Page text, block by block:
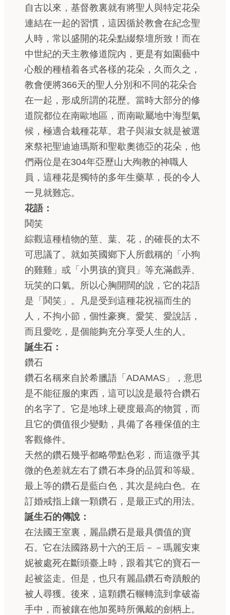
自古以來，基督教裏就有將聖人與特定花朵
連結在一起的習慣，這因循於教會在紀念聖
人時，常以盛開的花朵點綴祭壇所致！而在
中世紀的天主教修道院內，更是有如園藝中
心般的種植着各式各樣的花朵，久而久之，
教會便將366天的聖人分別和不同的花朵合
在一起，形成所謂的花歷。當時大部分的修
道院都位在南歐地區，而南歐屬地中海型氣
候，極適合栽種花草。君子與淑女就是被選
來祭祀聖迪迪瑪斯和聖歇奧德亞的花朵，他
們兩位是在304年亞歷山大殉教的神職人
員，這種花是獨特的多年生藥草，長的令人
一見就難忘。
花語：
鬨笑
綜觀這種植物的莖、葉、花，的確長的太不
可思議了。就如英國鄉下人所戲稱的「小狗
的雞雞」或「小男孩的寶貝」等充滿戲弄、
玩笑的口氣。所以心胸開闊的說，它的花語
是「鬨笑」。凡是受到這種花祝福而生的
人，不拘小節，個性豪爽。愛笑、愛說話，
而且愛吃，是個能夠充分享受人生的人。
誕生石：
鑽石
鑽石名稱來自於希臘語「ADAMAS」，意思
是不能征服的東西，這可以說是最符合鑽石
的名字了。它是地球上硬度最高的物質，而
且它的價值很少變動，具備了各種保值的主
客觀條件。
天然的鑽石幾乎都略帶點色彩，而這微乎其
微的色差就左右了鑽石本身的品質和等級。
最上等的鑽石是藍白色，其次是純白色。在
訂婚戒指上鑲一顆鑽石，是最正式的用法。
誕生石的傳說：
在法國王室裏，麗晶鑽石是最具價值的寶
石。它在法國路易十六的王后－－瑪麗安東
妮被處死在斷頭臺上時，跟着其它的寶石一
起被盜走。但是，也只有麗晶鑽石奇蹟般的
被人尋獲。後來，這顆鑽石輾轉流到拿破崙
手中，而被鑲在他加冕時所佩戴的劍柄上。